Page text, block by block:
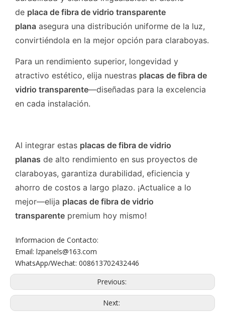
de placa de fibra de vidrio transparente
plana asegura una distribución uniforme de la luz,
convirtiéndola en la mejor opción para claraboyas.
Para un rendimiento superior, longevidad y
atractivo estético, elija nuestras placas de fibra de
vidrio transparente—diseñadas para la excelencia
en cada instalación.
Al integrar estas placas de fibra de vidrio
planas de alto rendimiento en sus proyectos de
claraboyas, garantiza durabilidad, eficiencia y
ahorro de costos a largo plazo. ¡Actualice a lo
mejor—elija placas de fibra de vidrio
transparente premium hoy mismo!
Informacion de Contacto:
Email: lzpanels@163.com
WhatsApp/Wechat: 008613702432446
Previous:
Next: